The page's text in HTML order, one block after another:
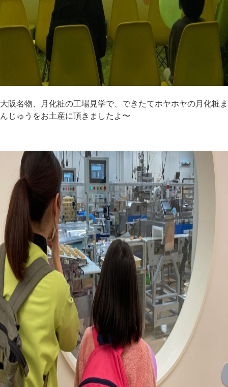
大阪名物、月化粧の工場見学で、できたてホヤホヤの月化粧ま
んじゅうをお土産に頂きましたよ〜